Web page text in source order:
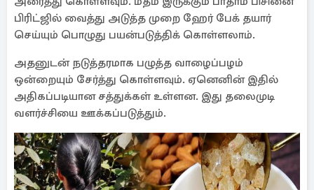
பிரிட்ஜில் வைத்து அடுத்த முறை ஹேர் பேக் தயார்
செய்யும் பொழுது பயன்படுத்திக் கொள்ளலாம்.
அதனுடன் நடுத்தரமாக பழுத்த வாழைப்பழம்
ஒன்றையும் சேர்த்து கொள்ளவும். ஏனெனின் இதில்
அதிகப்படியான சத்துக்கள் உள்ளன. இது தலைமுடி
வளர்ச்சியை ஊக்கப்படுத்தும்.